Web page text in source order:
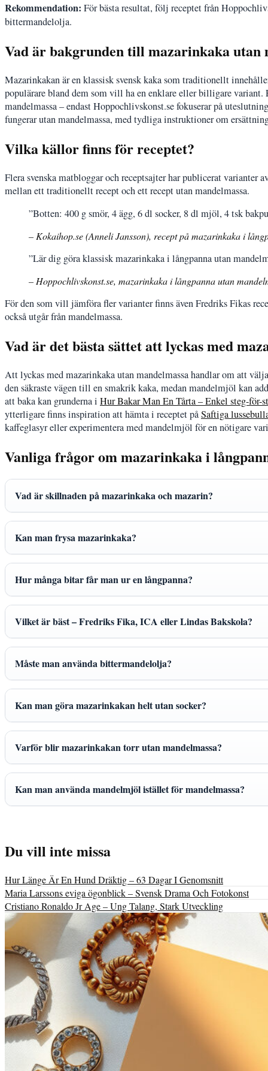
Rekommendation: För bästa resultat, följ receptet från
bittermandelolja.
Vad är bakgrunden till mazarinkaka utan
Mazarinkakan är en klassisk svensk kaka som traditionellt
populärare bland dem som vill ha en enklare eller billigare variant.
mandelmassa – endast Hoppochlivskonst.se fokuserar på
fungerar utan mandelmassa, med tydliga instruktioner om
Vilka källor finns för receptet?
Flera svenska matbloggar och receptsajter har publicerat
mellan ett traditionellt recept och ett recept utan mandelmassa.
”Botten: 400 g smör, 4 ägg, 6 dl socker, 8 dl mjöl, 4 tsk
– Kokaihop.se (Anneli Jansson), recept på mazarinkaka i
”Lär dig göra klassisk mazarinkaka i långpanna utan
– Hoppochlivskonst.se, mazarinkaka i långpanna utan
För den som vill jämföra fler varianter finns även Fredriks Fikas
också utgår från mandelmassa.
Vad är det bästa sättet att lyckas med
Att lyckas med mazarinkaka utan mandelmassa handlar om att
den säkraste vägen till en smakrik kaka, medan mandelmjöl kan
att baka kan grunderna i Hur Bakar Man En Tårta – Enkel steg-för-
ytterligare finns inspiration att hämta i receptet påSaftiga
kaffeglasyr eller experimentera med mandelmjöl för en nötigare
Vanliga frågor om mazarinkaka i
Vad är skillnaden på mazarinkaka och mazarin?
Kan man frysa mazarinkaka?
Hur många bitar får man ur en långpanna?
Vilket är bäst – Fredriks Fika, ICA eller Lindas Bakskola?
Måste man använda bittermandelolja?
Kan man göra mazarinkakan helt utan socker?
Varför blir mazarinkakan torr utan mandelmassa?
Kan man använda mandelmjöl istället för mandelmassa?
Du vill inte missa
Hur Länge Är En Hund Dräktig – 63 Dagar I Genomsnitt
Maria Larssons eviga ögonblick – Svensk Drama Och Fotokonst
Cristiano Ronaldo Jr Age – Ung Talang, Stark Utveckling